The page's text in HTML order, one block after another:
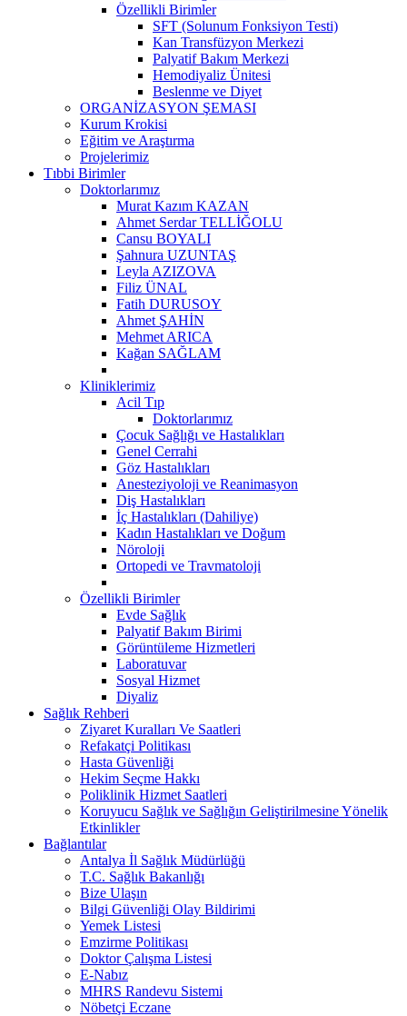
Özellikli Birimler
SFT (Solunum Fonksiyon Testi)
Kan Transfüzyon Merkezi
Palyatif Bakım Merkezi
Hemodiyaliz Ünitesi
Beslenme ve Diyet
ORGANİZASYON ŞEMASI
Kurum Krokisi
Eğitim ve Araştırma
Projelerimiz
Tıbbi Birimler
Doktorlarımız
Murat Kazım KAZAN
Ahmet Serdar TELLİĞOLU
Cansu BOYALI
Şahnura UZUNTAŞ
Leyla AZIZOVA
Filiz ÜNAL
Fatih DURUSOY
Ahmet ŞAHİN
Mehmet ARICA
Kağan SAĞLAM
Kliniklerimiz
Acil Tıp
Doktorlarımız
Çocuk Sağlığı ve Hastalıkları
Genel Cerrahi
Göz Hastalıkları
Anesteziyoloji ve Reanimasyon
Diş Hastalıkları
İç Hastalıkları (Dahiliye)
Kadın Hastalıkları ve Doğum
Nöroloji
Ortopedi ve Travmatoloji
Özellikli Birimler
Evde Sağlık
Palyatif Bakım Birimi
Görüntüleme Hizmetleri
Laboratuvar
Sosyal Hizmet
Diyaliz
Sağlık Rehberi
Ziyaret Kuralları Ve Saatleri
Refakatçi Politikası
Hasta Güvenliği
Hekim Seçme Hakkı
Poliklinik Hizmet Saatleri
Koruyucu Sağlık ve Sağlığın Geliştirilmesine Yönelik
Etkinlikler
Bağlantılar
Antalya İl Sağlık Müdürlüğü
T.C. Sağlık Bakanlığı
Bize Ulaşın
Bilgi Güvenliği Olay Bildirimi
Yemek Listesi
Emzirme Politikası
Doktor Çalışma Listesi
E-Nabız
MHRS Randevu Sistemi
Nöbetçi Eczane